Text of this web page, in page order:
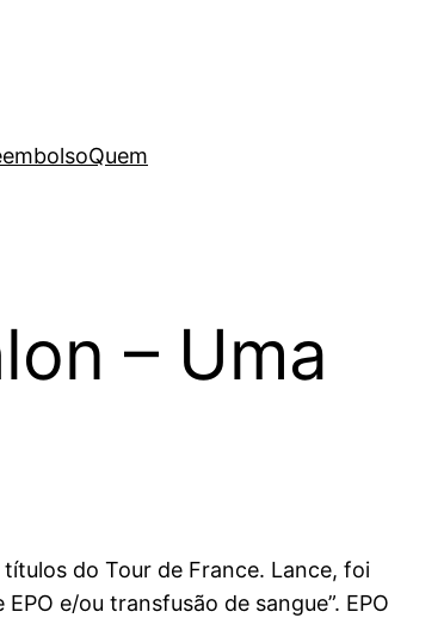
Quem
– Uma
do Tour de France. Lance, foi
e/ou transfusão de sangue”. EPO